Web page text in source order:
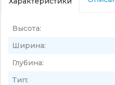
Высота:
Ширина:
Глубина:
Тип: